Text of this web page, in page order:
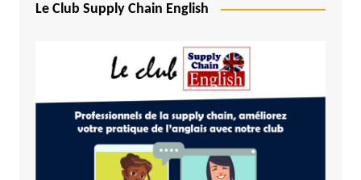
Le Club Supply Chain English